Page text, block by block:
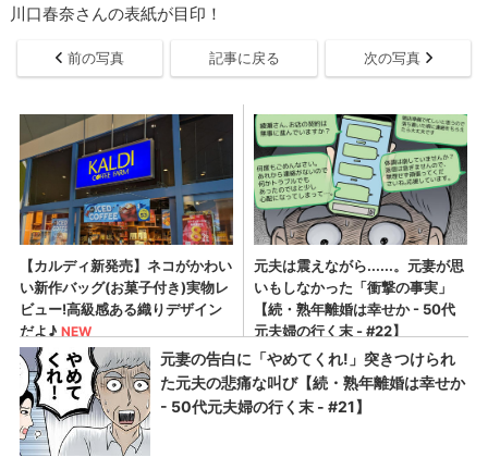
川口春奈さんの表紙が目印！
前の写真 記事に戻る 次の写真